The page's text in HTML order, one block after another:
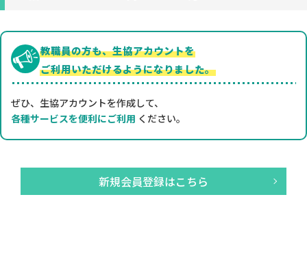
教職員の方も、生協アカウントを
ご利用いただけるようになりました。
ぜひ、生協アカウントを作成して、
各種サービスを便利にご利用 ください。
新規会員登録はこちら